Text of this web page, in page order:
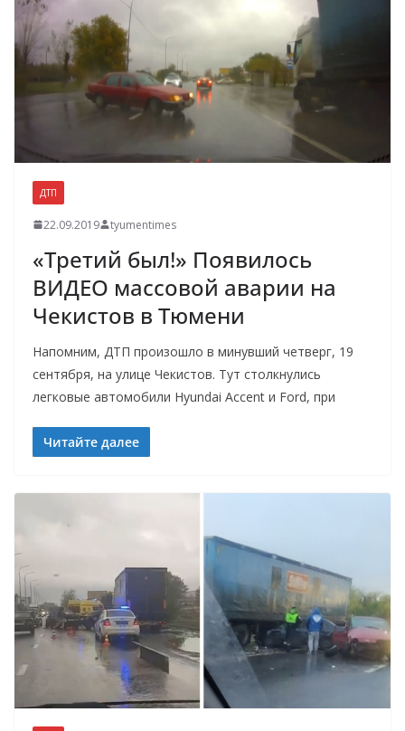
ДТП
22.09.2019 tyumentimes
«Третий был!» Появилось
ВИДЕО массовой аварии на
Чекистов в Тюмени
Напомним, ДТП произошло в минувший четверг, 19
сентября, на улице Чекистов. Тут столкнулись
легковые автомобили Hyundai Accent и Ford, при
Читайте далее